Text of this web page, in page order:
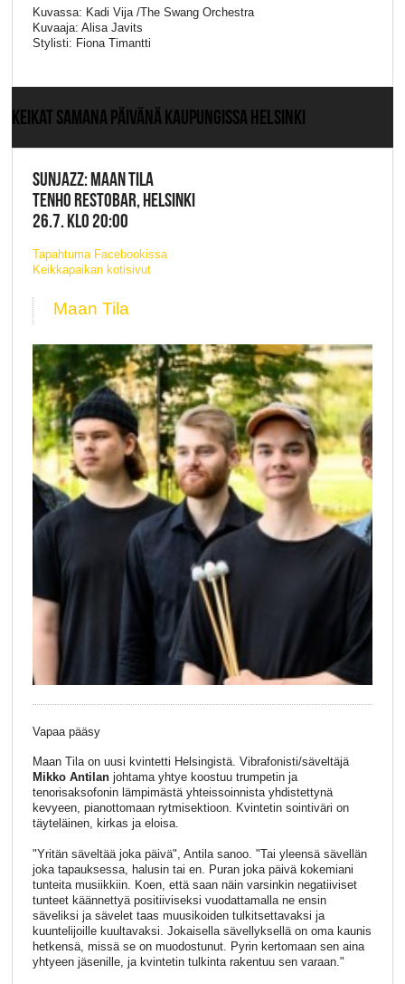
Kuvassa: Kadi Vija /The Swang Orchestra
Kuvaaja: Alisa Javits
Stylisti: Fiona Timantti
KEIKAT SAMANA PÄIVÄNÄ KAUPUNGISSA HELSINKI
SUNJAZZ: MAAN TILA
TENHO RESTOBAR, HELSINKI
26.7. KLO 20:00
Tapahtuma Facebookissa
Keikkapaikan kotisivut
Maan Tila
Vapaa pääsy
Maan Tila on uusi kvintetti Helsingistä. Vibrafonisti/säveltäjä
Mikko Antilanjohtama yhtye koostuu trumpetin ja
tenorisaksofonin lämpimästä yhteissoinnista yhdistettynä
kevyeen, pianottomaan rytmisektioon. Kvintetin sointiväri on
täyteläinen, kirkas ja eloisa.
"Yritän säveltää joka päivä", Antila sanoo. "Tai yleensä sävellän
joka tapauksessa, halusin tai en. Puran joka päivä kokemiani
tunteita musiikkiin. Koen, että saan näin varsinkin negatiiviset
tunteet käännettyä positiiviseksi vuodattamalla ne ensin
säveliksi ja sävelet taas muusikoiden tulkitsettavaksi ja
kuuntelijoille kuultavaksi. Jokaisella sävellyksellä on oma kaunis
hetkensä, missä se on muodostunut. Pyrin kertomaan sen aina
yhtyeen jäsenille, ja kvintetin tulkinta rakentuu sen varaan."